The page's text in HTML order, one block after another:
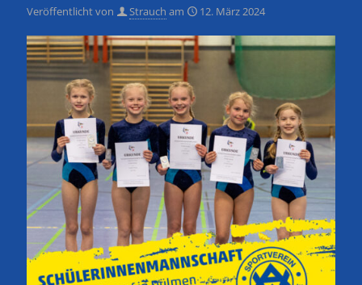
Veröffentlicht von Strauch am 12. März 2024